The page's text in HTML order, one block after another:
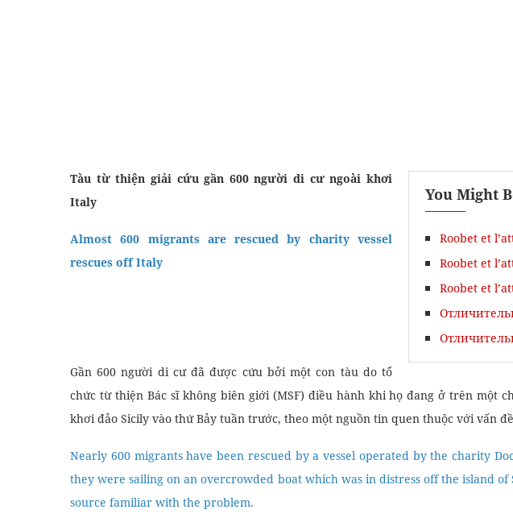
You Might
Roobet et
Roobet et
Roobet et
Tàu từ thiện giải cứu gần 600 người di cư ngoài khơi
Italy
Almost 600 migrants are rescued by charity vessel
rescues off Italy
Gần 600 người di cư đã được cứu bởi một con tàu do tổ
chức từ thiện Bác sĩ không biên giới (MSF) điều hành khi họ đang ở trên một
khơi đảo Sicily vào thứ Bảy tuần trước, theo một nguồn tin quen thuộc với vấn
Nearly 600 migrants have been rescued by a vessel operated by the charity
they were sailing on an overcrowded boat which was in distress off the island of
source familiar with the problem.